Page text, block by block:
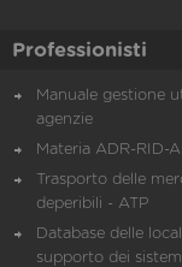
Professionisti
Manuale gestione
agenzie
Materia ADR-RID-
Trasporto delle
deperibili - ATP
Database delle
supporto dei